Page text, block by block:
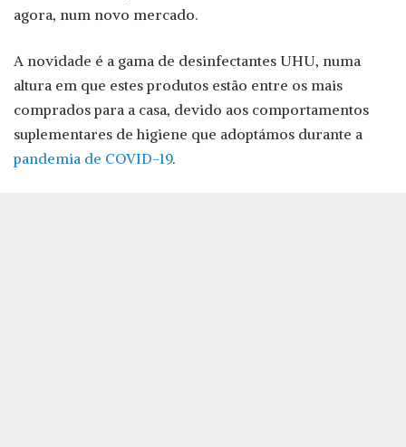
agora, num novo mercado.
A novidade é a gama de desinfectantes UHU, numa
altura em que estes produtos estão entre os mais
comprados para a casa, devido aos comportamentos
suplementares de higiene que adoptámos durante a
pandemia de COVID-19.